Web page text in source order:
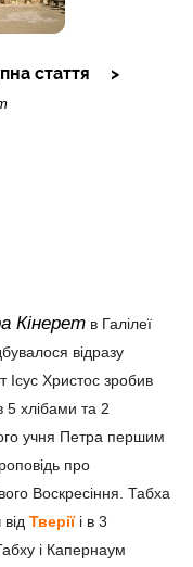
стаття
Кінерет в Галілеї
відразу
Ісус Христос зробив
5 хлібами та 2
учня Петра першим
про
Воскресіння. Табха
Тверії і в 3
і Капернаум